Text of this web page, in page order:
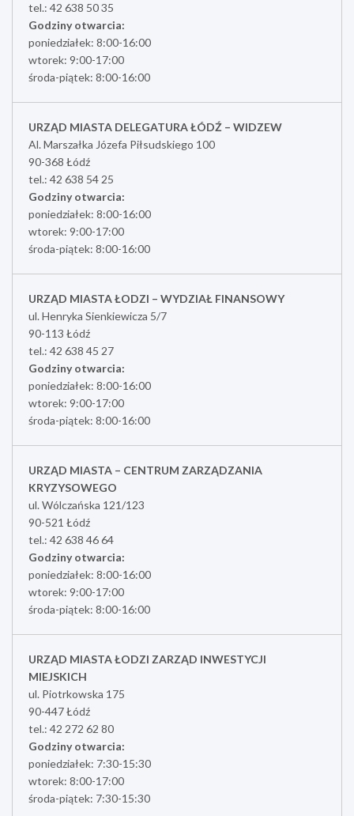
tel.: 42 638 50 35
Godziny otwarcia:
poniedziałek: 8:00-16:00
wtorek: 9:00-17:00
środa-piątek: 8:00-16:00
URZĄD MIASTA DELEGATURA ŁÓDŹ – WIDZEW
Al. Marszałka Józefa Piłsudskiego 100
90-368 Łódź
tel.: 42 638 54 25
Godziny otwarcia:
poniedziałek: 8:00-16:00
wtorek: 9:00-17:00
środa-piątek: 8:00-16:00
URZĄD MIASTA ŁODZI – WYDZIAŁ FINANSOWY
ul. Henryka Sienkiewicza 5/7
90-113 Łódź
tel.: 42 638 45 27
Godziny otwarcia:
poniedziałek: 8:00-16:00
wtorek: 9:00-17:00
środa-piątek: 8:00-16:00
URZĄD MIASTA – CENTRUM ZARZĄDZANIA
KRYZYSOWEGO
ul. Wólczańska 121/123
90-521 Łódź
tel.: 42 638 46 64
Godziny otwarcia:
poniedziałek: 8:00-16:00
wtorek: 9:00-17:00
środa-piątek: 8:00-16:00
URZĄD MIASTA ŁODZI ZARZĄD INWESTYCJI
MIEJSKICH
ul. Piotrkowska 175
90-447 Łódź
tel.: 42 272 62 80
Godziny otwarcia:
poniedziałek: 7:30-15:30
wtorek: 8:00-17:00
środa-piątek: 7:30-15:30